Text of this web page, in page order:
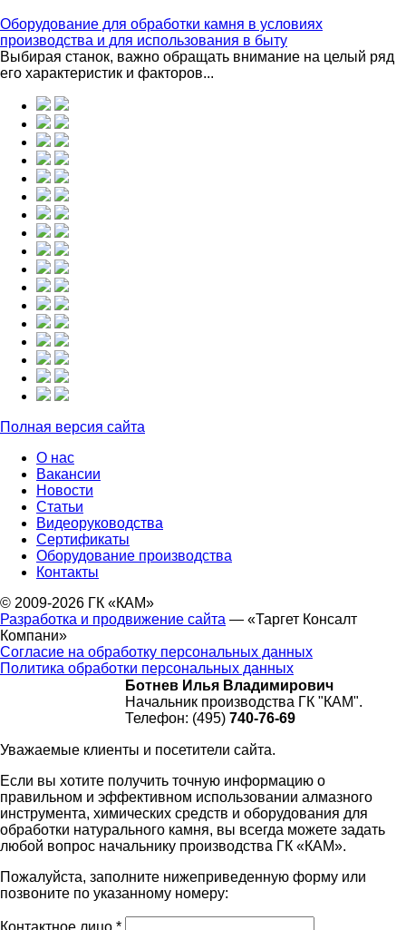
Оборудование для обработки камня в условиях
производства и для использования в быту
Выбирая станок, важно обращать внимание на целый ряд
его характеристик и факторов...
Полная версия сайта
О нас
Вакансии
Новости
Статьи
Видеоруководства
Сертификаты
Оборудование производства
Контакты
© 2009-2026 ГК «КАМ»
Разработка и продвижение сайта — «Таргет Консалт
Компани»
Согласие на обработку персональных данных
Политика обработки персональных данных
Ботнев Илья Владимирович
Начальник производства ГК "КАМ".
Телефон: (495) 740-76-69
Уважаемые клиенты и посетители сайта.
Если вы хотите получить точную информацию о
правильном и эффективном использовании алмазного
инструмента, химических средств и оборудования для
обработки натурального камня, вы всегда можете задать
любой вопрос начальнику производства ГК «КАМ».
Пожалуйста, заполните нижеприведенную форму или
позвоните по указанному номеру: